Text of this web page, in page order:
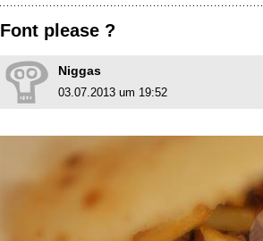
Font please ?
Niggas
03.07.2013 um 19:52